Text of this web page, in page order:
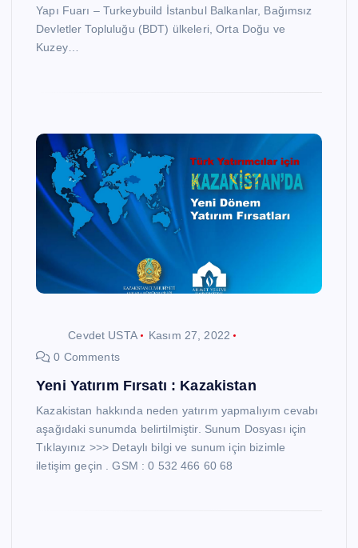
Yapı Fuarı – Turkeybuild İstanbul Balkanlar, Bağımsız
Devletler Topluluğu (BDT) ülkeleri, Orta Doğu ve
Kuzey…
Cevdet USTA
Kasım 27, 2022
0 Comments
Yeni Yatırım Fırsatı : Kazakistan
Kazakistan hakkında neden yatırım yapmalıyım cevabı
aşağıdaki sunumda belirtilmiştir. Sunum Dosyası için
Tıklayınız >>> Detaylı bilgi ve sunum için bizimle
iletişim geçin . GSM : 0 532 466 60 68